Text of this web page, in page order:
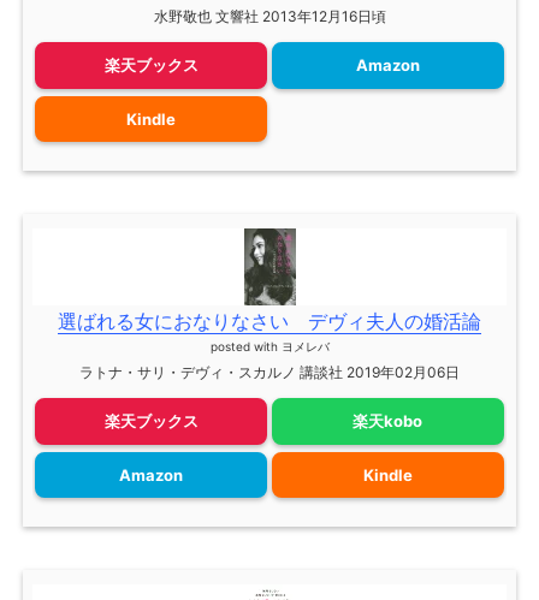
水野敬也 文響社 2013年12月16日頃
楽天ブックス Amazon
Kindle
選ばれる女におなりなさい デヴィ夫人の婚活論
posted with ヨメレバ
ラトナ・サリ・デヴィ・スカルノ 講談社 2019年02月06日
楽天ブックス 楽天kobo
Amazon Kindle